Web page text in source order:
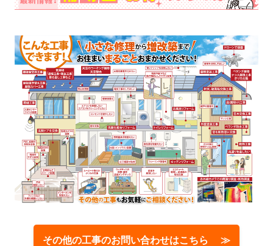
その他の工事のお問い合わせはこちら ≫